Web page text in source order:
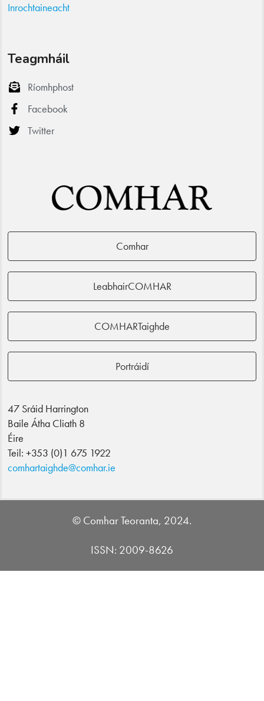
Inrochtaineacht
Teagmháil
Ríomhphost
Facebook
Twitter
Comhar
LeabhairCOMHAR
COMHARTaighde
Portráidí
47 Sráid Harrington
Baile Átha Cliath 8
Éire
Teil: +353 (0)1 675 1922
comhartaighde@comhar.ie
© Comhar Teoranta, 2024.
ISSN: 2009-8626